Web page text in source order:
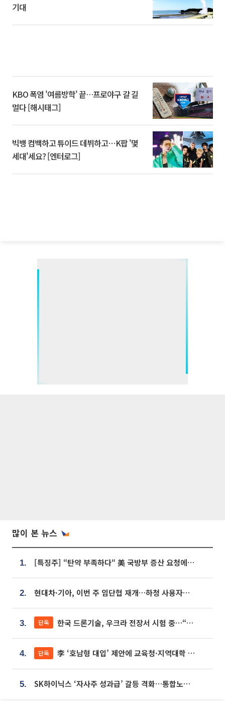
기대
KBO 폭염 '여름방학' 끝…프로야구 갈 길
멀다 [해시태그]
빅뱅 컴백하고 튜이드 데뷔하고⋯K팝 '몇
세대'세요? [엔터로그]
많이 본 뉴스
1. [특징주] “탄약 부족하다“ 美 국방부 증산 요청에⋯국내 방산주 급등세
2. 현대차·기아, 이번 주 임단협 재개…하청 사용자성 재심도 ‘변수’
3. 단독 한국 드론기술, 우크라 전장서 시험 중…“스타트업 여러 곳 참여”
4. 단독 李 ‘호남형 대입’ 제안에 교육청·지역대학 서·논술형 입시 연계 '착수'
5. SK하이닉스 ‘자사주 성과급’ 갈등 격화…통합노조 출범 움직임